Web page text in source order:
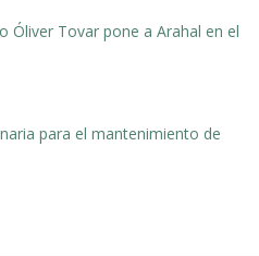
Óliver Tovar pone a Arahal en el
para el mantenimiento de